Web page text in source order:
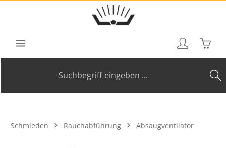
Zum Hauptinhalt springen
Schmieden Rauchabführung Absaugventilator